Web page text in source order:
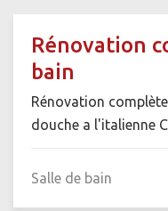
Rénovation
bain
Rénovation
douche a l'italienne
Salle de bain